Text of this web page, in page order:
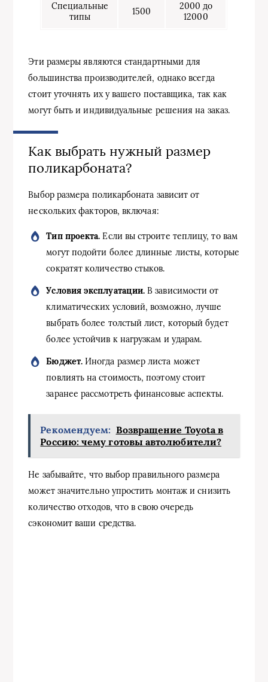
Специальные
типы
1500
2000 до
12000
Эти размеры являются стандартными для
большинства производителей, однако всегда
стоит уточнять их у вашего поставщика, так как
могут быть и индивидуальные решения на заказ.
Как выбрать нужный размер
поликарбоната?
Выбор размера поликарбоната зависит от
нескольких факторов, включая:
Тип проекта. Если вы строите теплицу, то вам
могут подойти более длинные листы, которые
сократят количество стыков.
Условия эксплуатации. В зависимости от
климатических условий, возможно, лучше
выбрать более толстый лист, который будет
более устойчив к нагрузкам и ударам.
Бюджет.Иногда размер листа может
повлиять на стоимость, поэтому стоит
заранее рассмотреть финансовые аспекты.
Рекомендуем: Возвращение Toyota в
Россию: чему готовы автолюбители?
Не забывайте, что выбор правильного размера
может значительно упростить монтаж и снизить
количество отходов, что в свою очередь
сэкономит ваши средства.